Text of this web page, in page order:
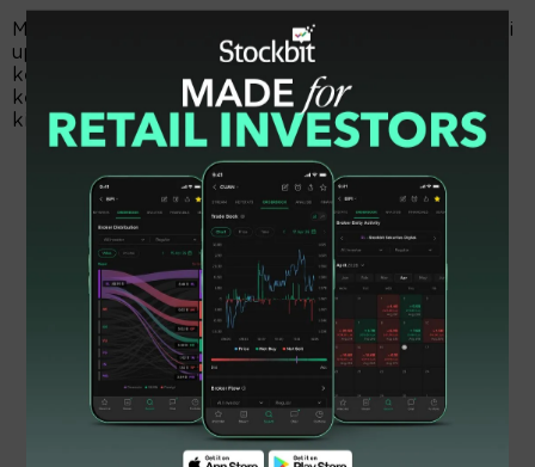
Manajemen ALMI menyatakan masih terus menjajaki
upaya terbaik untuk memenuhi jumlah minimal
kepemilikan saham publik atau free float di bawah
ketentuan yang menjadi penyebab suspensi. ALMI
kini berada di papan pemantauan khusus.